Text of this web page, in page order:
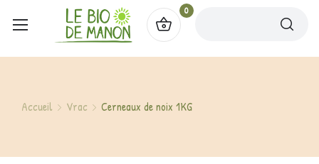
0
Accueil Vrac Cerneaux de noix 1KG